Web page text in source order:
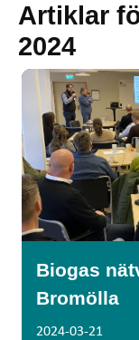
Artiklar
2024
Biogas
Bromölla
2024-03-21